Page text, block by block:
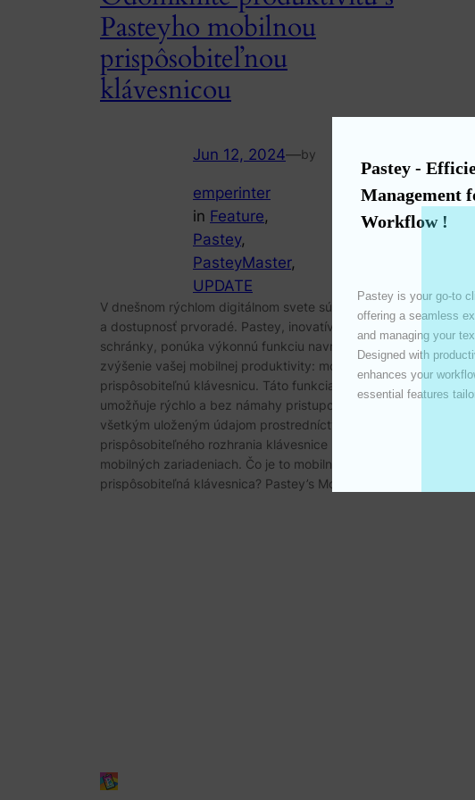
Pasteyho mobilnou
prispôsobiteľnou
klávesnicou
Jun 12, 2024—by
emperinter
in Feature
Pastey
PasteyMaster
UPDATE
V dnešnom rýchlom digitálnom svete sú efektívnosť
a dostupnosť prvoradé. Pastey, inovatívny správca
schránky, ponúka výkonnú funkciu navrhnutú na
zvýšenie vašej mobilnej produktivity: mobilnú
prispôsobiteľnú klávesnicu. Táto funkcia vám
umožňuje rýchlo a bez námahy pristupovať ku
všetkým uloženým údajom prostredníctvom
prispôsobiteľného rozhrania klávesnice na vašich
mobilných zariadeniach. Čo je to mobilná
prispôsobiteľná klávesnica? Pastey’s Mobile…
Pastey -
Management
Workflow !
Pastey is your go-to
offering a seamless
and managing your
Designed with
enhances your
essential features